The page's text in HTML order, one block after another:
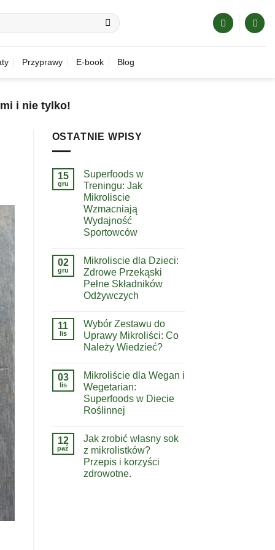
Przyprawy E-book Blog
i nie tylko!
OSTATNIE WPISY
15
gru
Superfoods w
Treningu: Jak
Mikroliscie
Wzmacniają
Wydajność
Sportowców
02
gru
Mikroliscie dla Dzieci:
Zdrowe Przekąski
Pełne Składników
Odżywczych
11
lis
Wybór Zestawu do
Uprawy Mikroliści: Co
Należy Wiedzieć?
03
lis
Mikroliście dla Wegan i
Wegetarian:
Superfoods w Diecie
Roślinnej
12
paź
Jak zrobić własny sok
z mikrolistków?
Przepis i korzyści
zdrowotne.